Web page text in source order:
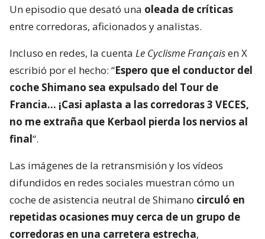
Un episodio que desató una oleada de críticas
entre corredoras, aficionados y analistas.
Incluso en redes, la cuenta Le Cyclisme Françaisen X
escribió por el hecho: “Espero que el conductor del
coche Shimano sea expulsado del Tour de
Francia… ¡Casi aplasta a las corredoras 3 VECES,
no me extraña que Kerbaol pierda los nervios al
final“.
Las imágenes de la retransmisión y los vídeos
difundidos en redes sociales muestran cómo un
coche de asistencia neutral de Shimano circuló en
repetidas ocasiones muy cerca de un grupo de
corredoras en una carretera estrecha,